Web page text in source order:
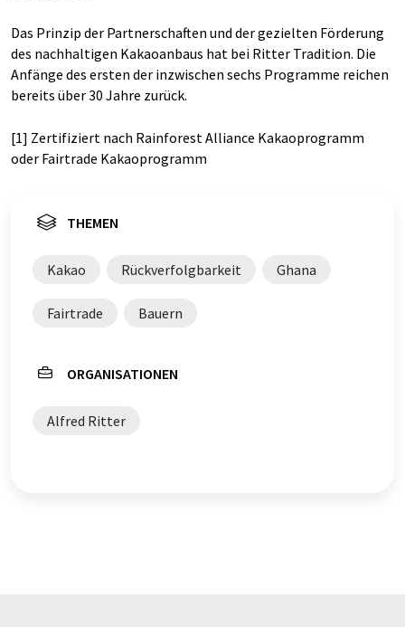
Das Prinzip der Partnerschaften und der gezielten Förderung
des nachhaltigen Kakaoanbaus hat bei Ritter Tradition. Die
Anfänge des ersten der inzwischen sechs Programme reichen
bereits über 30 Jahre zurück.
[1] Zertifiziert nach Rainforest Alliance Kakaoprogramm
oder Fairtrade Kakaoprogramm
THEMEN
Kakao Rückverfolgbarkeit Ghana
Fairtrade Bauern
ORGANISATIONEN
Alfred Ritter